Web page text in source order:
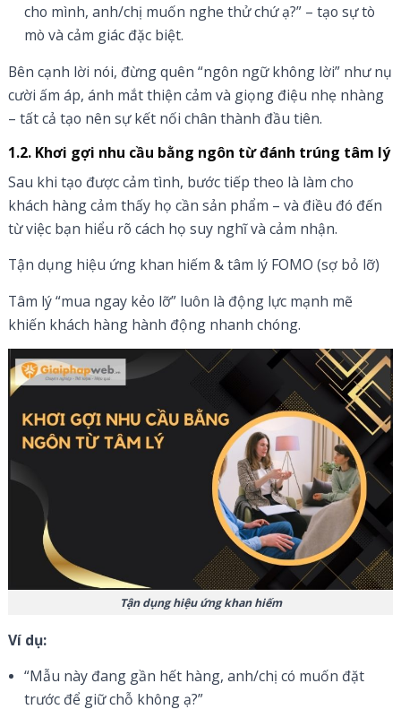
cho mình, anh/chị muốn nghe thử chứ ạ?” – tạo sự tò
mò và cảm giác đặc biệt.
Bên cạnh lời nói, đừng quên “ngôn ngữ không lời” như nụ
cười ấm áp, ánh mắt thiện cảm và giọng điệu nhẹ nhàng
– tất cả tạo nên sự kết nối chân thành đầu tiên.
1.2. Khơi gợi nhu cầu bằng ngôn từ đánh trúng tâm lý
Sau khi tạo được cảm tình, bước tiếp theo là làm cho
khách hàng cảm thấy họ cần sản phẩm – và điều đó đến
từ việc bạn hiểu rõ cách họ suy nghĩ và cảm nhận.
Tận dụng hiệu ứng khan hiếm & tâm lý FOMO (sợ bỏ lỡ)
Tâm lý “mua ngay kẻo lỡ” luôn là động lực mạnh mẽ
khiến khách hàng hành động nhanh chóng.
Tận dụng hiệu ứng khan hiếm
Ví dụ:
“Mẫu này đang gần hết hàng, anh/chị có muốn đặt
trước để giữ chỗ không ạ?”